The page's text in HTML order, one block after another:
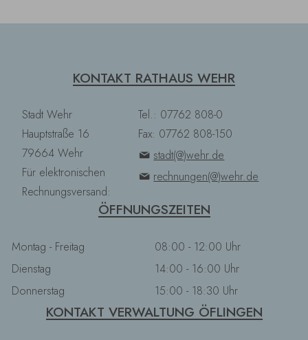
KONTAKT RATHAUS WEHR
Stadt Wehr
Hauptstraße 16
79664 Wehr
Für elektronischen
Rechnungsversand:
Tel.: 07762 808-0
Fax: 07762 808-150
stadt(@)wehr.de
rechnungen(@)wehr.de
ÖFFNUNGSZEITEN
Montag - Freitag
Dienstag
Donnerstag
08:00 - 12:00 Uhr
14:00 - 16:00 Uhr
15:00 - 18:30 Uhr
KONTAKT VERWALTUNG ÖFLINGEN